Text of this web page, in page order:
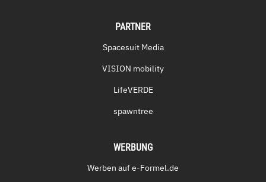
PARTNER
Spacesuit Media
VISION mobility
LifeVERDE
spawntree
WERBUNG
Werben auf e-Formel.de